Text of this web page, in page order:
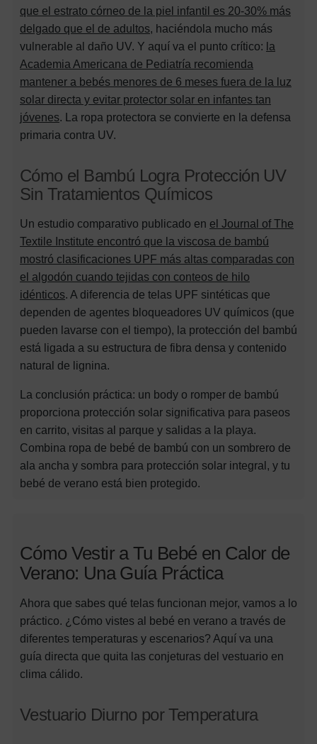
que el estrato córneo de la piel infantil es 20-30% más
delgado que el de adultos, haciéndola mucho más
vulnerable al daño UV. Y aquí va el punto crítico: la
Academia Americana de Pediatría recomienda
mantener a bebés menores de 6 meses fuera de la luz
solar directa y evitar protector solar en infantes tan
jóvenes. La ropa protectora se convierte en la defensa
primaria contra UV.
Cómo el Bambú Logra Protección UV
Sin Tratamientos Químicos
Un estudio comparativo publicado en el Journal of The
Textile Institute encontró que la viscosa de bambú
mostró clasificaciones UPF más altas comparadas con
el algodón cuando tejidas con conteos de hilo
idénticos. A diferencia de telas UPF sintéticas que
dependen de agentes bloqueadores UV químicos (que
pueden lavarse con el tiempo), la protección del bambú
está ligada a su estructura de fibra densa y contenido
natural de lignina.
La conclusión práctica: un body o romper de bambú
proporciona protección solar significativa para paseos
en carrito, visitas al parque y salidas a la playa.
Combina ropa de bebé de bambú con un sombrero de
ala ancha y sombra para protección solar integral, y tu
bebé de verano está bien protegido.
Cómo Vestir a Tu Bebé en Calor de
Verano: Una Guía Práctica
Ahora que sabes qué telas funcionan mejor, vamos a lo
práctico. ¿Cómo vistes al bebé en verano a través de
diferentes temperaturas y escenarios? Aquí va una
guía directa que quita las conjeturas del vestuario en
clima cálido.
Vestuario Diurno por Temperatura